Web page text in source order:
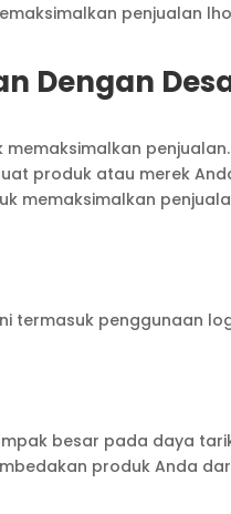
penjualan
Dengan
penjualan.
produk atau merek
memaksimalkan
termasuk penggunaan
besar pada daya
produk Anda